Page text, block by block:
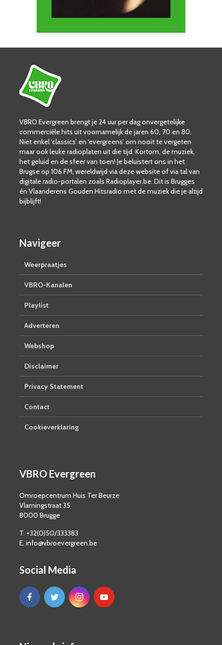
VBRO Evergreen brengt je 24 uur per dag onvergetelijke
commerciële hits uit voornamelijk de jaren 60, 70 en 80.
Niet enkel ‘classics’ en ‘evergreens’ om nooit te vergeten
maar ook leuke radioplaten uit die tijd. Kortom, de muziek,
het geluid en de sfeer van toen! Je beluistert ons in het
Brugse op 106 FM, wereldwijd via deze website of via tal van
digitale radio-portalen zoals Radioplayer.be. Dit is Brugges
én Vlaanderens Gouden Hitsradio met de muziek die je altijd
bijblijft!
Navigeer
Weerpraatjes
VBRO-Kanalen
Playlist
Adverteren
Webshop
Disclaimer
Privacy Statement
Contact
Cookieverklaring
VBRO Evergreen
Omroepcentrum Huis Ter Beurze
Vlamingstraat 35
8000 Brugge
T. +32(0)50/333383
E. info@vbroevergreen.be
Social Media